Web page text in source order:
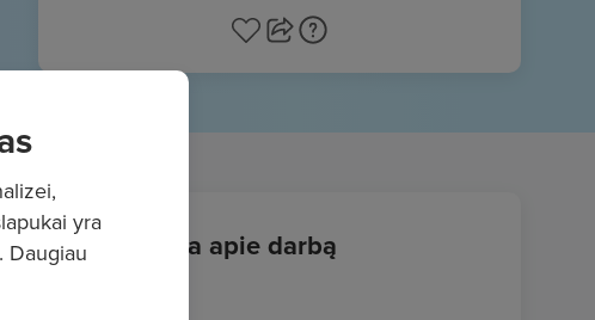
Informacija apie darbą
yra
Daugiau